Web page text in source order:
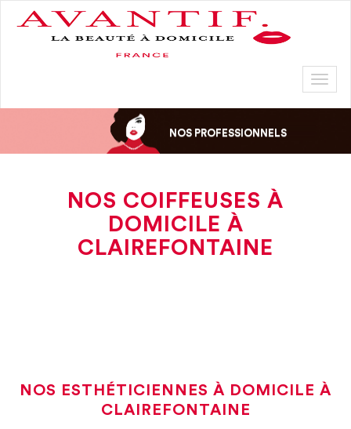
NOS PROFESSIONNELS
NOS COIFFEUSES À
DOMICILE À
CLAIREFONTAINE
NOS ESTHÉTICIENNES À DOMICILE À
CLAIREFONTAINE